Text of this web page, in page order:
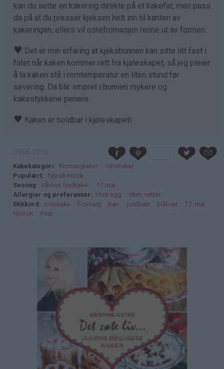
kan du sette en kakering direkte på et kakefat, men pass
da på at du presser kjeksen helt inn til kanten av
kakeringen, ellers vil ostefromasjen renne ut av formen.
♥ Det er min erfaring at kjeksbunnen kan sitte litt fast i
fatet når kaken kommer rett fra kjøleskapet, så jeg pleier
å la kaken stå i romtemperatur en liten stund før
severing. Da blir smøret i bunnen mykere og
kakestykkene penere.
♥ Kaken er holdbar i kjøleskapet!
Kakekategori Fromasjkaker
Ostekaker
Populært
Typisk norsk
Sesong
Vårens festkaker
17.mai
Allergier og preferanser
Uten egg
Uten nøtter
Stikkord
ostekake Fromasj bær jordbær blåbær
17. mai
NORSK
Fest